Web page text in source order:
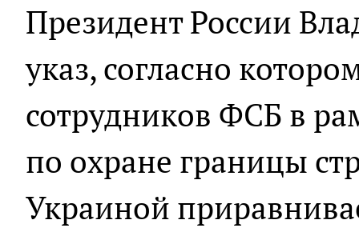
Президент России
указ, согласно
сотрудников ФСБ в
по охране границы
Украиной